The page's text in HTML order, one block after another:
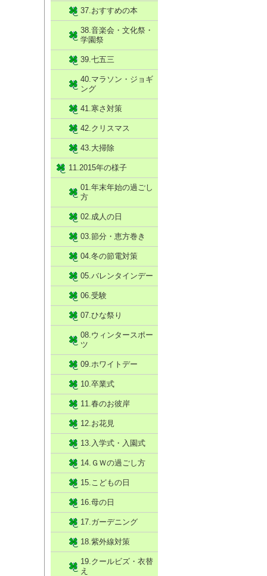
37.おすすめの本
38.音楽会・文化祭・
学園祭
39.七五三
40.マラソン・ジョギ
ング
41.寒さ対策
42.クリスマス
43.大掃除
11.2015年の様子
01.年末年始の過ごし
方
02.成人の日
03.節分・恵方巻き
04.冬の節電対策
05.バレンタインデー
06.受験
07.ひな祭り
08.ウィンタースポー
ツ
09.ホワイトデー
10.卒業式
11.春のお彼岸
12.お花見
13.入学式・入園式
14.ＧＷの過ごし方
15.こどもの日
16.母の日
17.ガーデニング
18.紫外線対策
19.クールビズ・衣替
え